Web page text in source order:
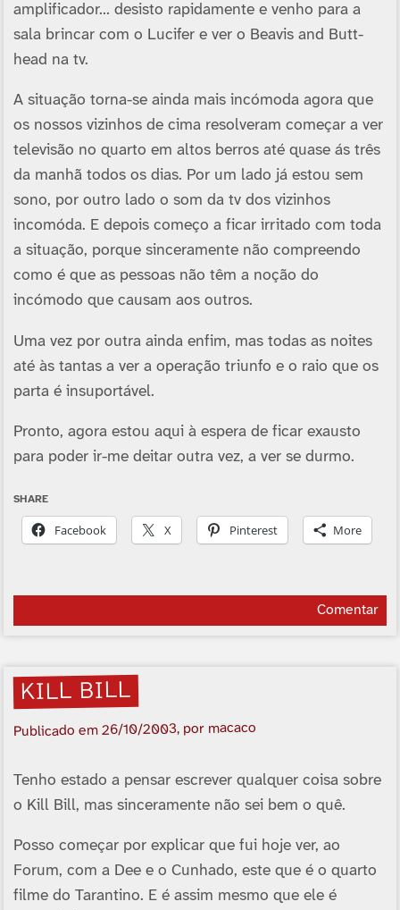
amplificador… desisto rapidamente e venho para a
sala brincar com o Lucifer e ver o Beavis and Butt-
head na tv.
A situação torna-se ainda mais incómoda agora que
os nossos vizinhos de cima resolveram começar a ver
televisão no quarto em altos berros até quase ás três
da manhã todos os dias. Por um lado já estou sem
sono, por outro lado o som da tv dos vizinhos
incomóda. E depois começo a ficar irritado com toda
a situação, porque sinceramente não compreendo
como é que as pessoas não têm a noção do
incómodo que causam aos outros.
Uma vez por outra ainda enfim, mas todas as noites
até às tantas a ver a operação triunfo e o raio que os
parta é insuportável.
Pronto, agora estou aqui à espera de ficar exausto
para poder ir-me deitar outra vez, a ver se durmo.
SHARE
Facebook X Pinterest More
Comentar
KILL BILL
Publicado em26/10/2003, por macaco
Tenho estado a pensar escrever qualquer coisa sobre
o Kill Bill, mas sinceramente não sei bem o quê.
Posso começar por explicar que fui hoje ver, ao
Forum, com a Dee e o Cunhado, este que é o quarto
filme do Tarantino. E é assim mesmo que ele é